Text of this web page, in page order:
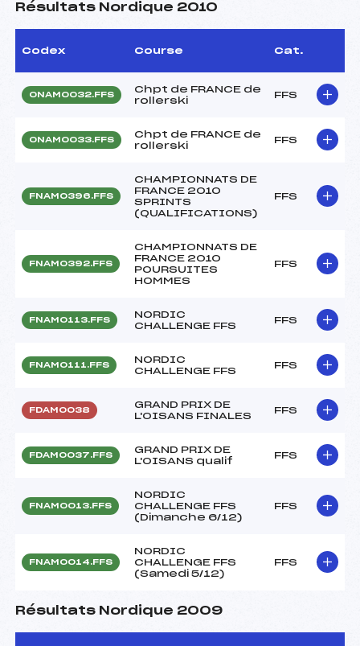
Résultats Nordique 2010
Codex Course Cat.
ONAM0032.FFS
Chpt de FRANCE de
rollerski
FFS
ONAM0033.FFS
Chpt de FRANCE de
rollerski
FFS
FNAM0396.FFS
CHAMPIONNATS DE
FRANCE 2010
SPRINTS
(QUALIFICATIONS)
FFS
FNAM0392.FFS
CHAMPIONNATS DE
FRANCE 2010
POURSUITES
HOMMES
FFS
FNAM0113.FFS
NORDIC
CHALLENGE FFS
FFS
FNAM0111.FFS
NORDIC
CHALLENGE FFS
FFS
FDAM0038
GRAND PRIX DE
L'OISANS FINALES
FFS
FDAM0037.FFS
GRAND PRIX DE
L'OISANS qualif
FFS
FNAM0013.FFS
NORDIC
CHALLENGE FFS
(Dimanche 6/12)
FFS
FNAM0014.FFS
NORDIC
CHALLENGE FFS
(Samedi 5/12)
FFS
Résultats Nordique 2009